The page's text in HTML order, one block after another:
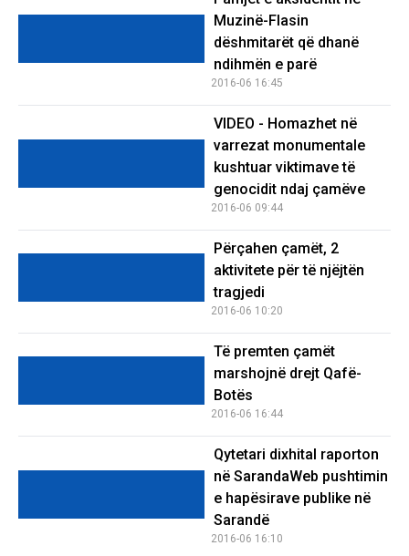
Muzinë-Flasin
dëshmitarët që dhanë
ndihmën e parë
2016-06 16:45
VIDEO - Homazhet në
varrezat monumentale
kushtuar viktimave të
genocidit ndaj çamëve
2016-06 09:44
Përçahen çamët, 2
aktivitete për të njëjtën
tragjedi
2016-06 10:20
Të premten çamët
marshojnë drejt Qafë-
Botës
2016-06 16:44
Qytetari dixhital raporton
në SarandaWeb pushtimin
e hapësirave publike në
Sarandë
2016-06 16:10